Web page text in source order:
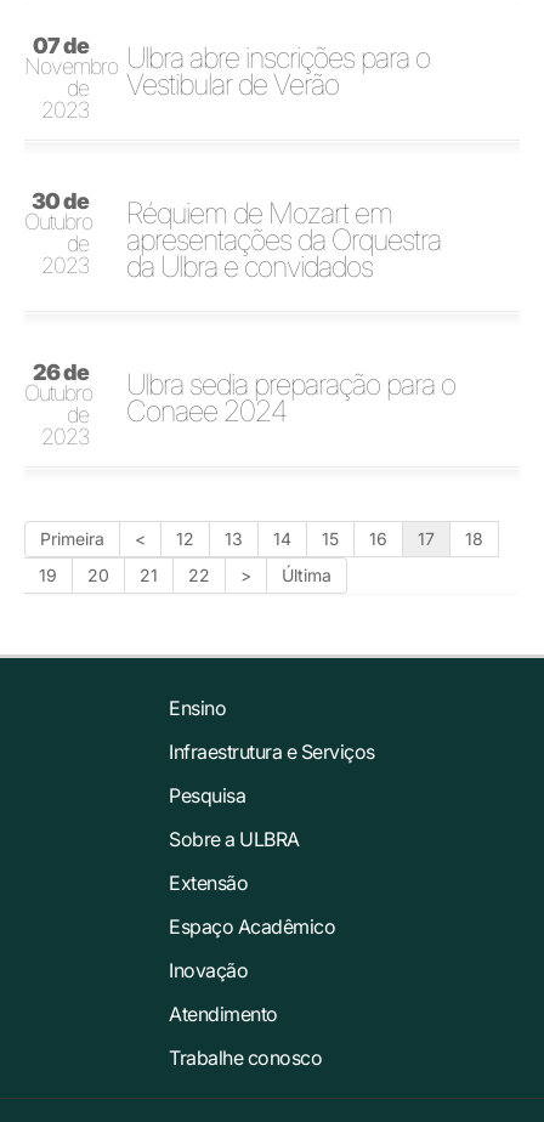
07 de
Novembro
de
2023
Ulbra abre inscrições para o
Vestibular de Verão
30 de
Outubro
de
2023
Réquiem de Mozart em
apresentações da Orquestra
da Ulbra e convidados
26 de
Outubro
de
2023
Ulbra sedia preparação para o
Conaee 2024
Primeira < 12 13 14 15 16 17
18
19
20 21 22 > Última
Ensino
Infraestrutura e Serviços
Pesquisa
Sobre a ULBRA
Extensão
Espaço Acadêmico
Inovação
Atendimento
Trabalhe conosco